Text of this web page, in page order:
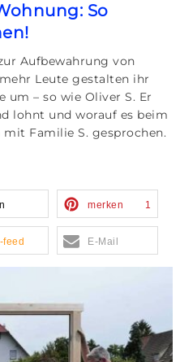
So
Aufbewahrung von
Leute gestalten ihr
um – so wie Oliver S. Er
lohnt und worauf es beim
Familie S. gesprochen.
merken 1
feed E-Mail